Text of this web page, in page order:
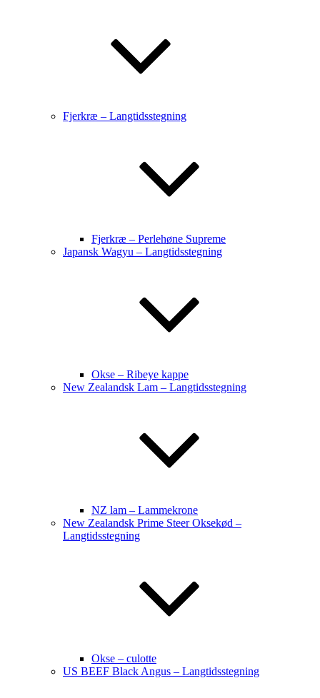
Fjerkræ – Langtidsstegning
Fjerkræ – Perlehøne Supreme
Japansk Wagyu – Langtidsstegning
Okse – Ribeye kappe
New Zealandsk Lam – Langtidsstegning
NZ lam – Lammekrone
New Zealandsk Prime Steer Oksekød –
Langtidsstegning
Okse – culotte
US BEEF Black Angus – Langtidsstegning